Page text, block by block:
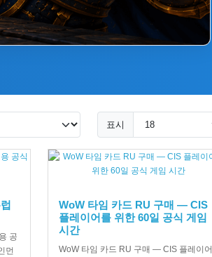
표시
공
먼
WoW 타임 카드 RU 구매 — CIS
플레이어를 위한 60일 공식 게임
시간
WoW 타임 카드 RU 구매 — CIS 플레이어